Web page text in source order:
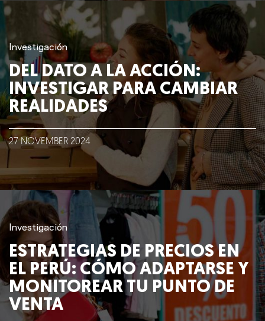
Investigación
DEL DATO A LA ACCIÓN:
INVESTIGAR PARA CAMBIAR
REALIDADES
27 NOVEMBER 2024
Investigación
ESTRATEGIAS DE PRECIOS EN
EL PERÚ: CÓMO ADAPTARSE Y
MONITOREAR TU PUNTO DE
VENTA